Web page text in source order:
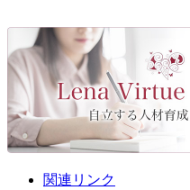
関連リンク